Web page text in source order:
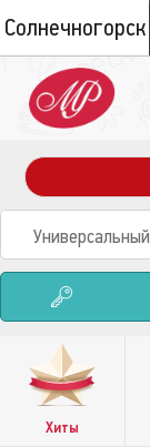
Солнечногорск
Хиты